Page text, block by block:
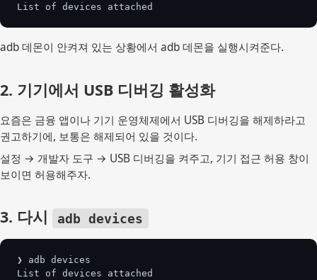
List of devices attached
adb 데몬이 안켜져 있는 상황에서 adb 데몬을 실행시켜준다.
2. 기기에서 USB 디버깅 활성화
요즘은 금융 앱이나 기기 운영체제에서 USB 디버깅을 해제하라고
권고하기에, 보통은 해제되어 있을 것이다.
설정 → 개발자 도구 → USB 디버깅을 켜주고, 기기 접근 허용 창이
보이면 허용해주자.
3. 다시 adb devices
❯ adb devices
List of devices attached